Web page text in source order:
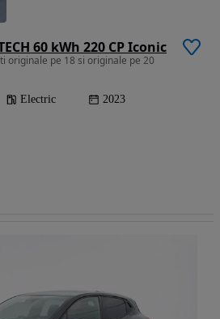
60 kWh 220 CP Iconic
originale pe 18 si originale pe 20
Electric 2023